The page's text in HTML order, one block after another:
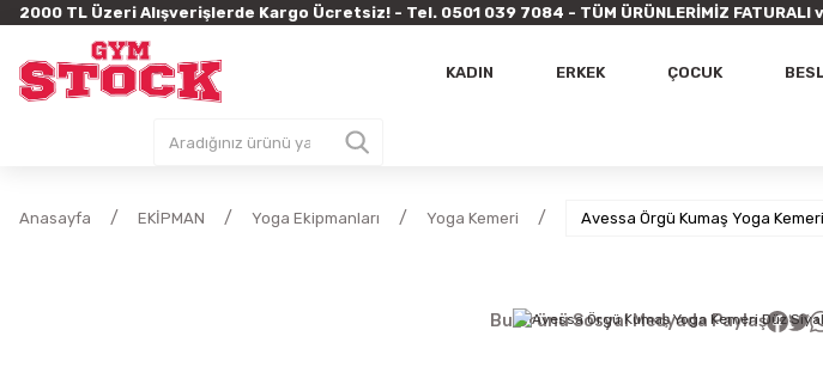
2000 TL Üzeri Alışverişlerde Kargo Ücretsiz! - Tel. 0501 039 7084 - TÜM ÜRÜNLERİMİZ FATURALI
KADIN ERKEK ÇOCUK
Anasayfa EKİPMAN Yoga Ekipmanları Yoga Kemeri Avessa Örgü Kumaş Yoga
Bu Ürünü Sosyal Medyada Paylaş